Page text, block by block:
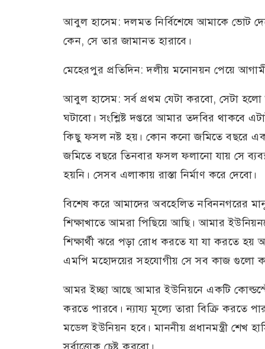
আবুল হাসেম: দলমত নির্বিশেষে আমাকে ভোট
কেন, সে তার জামানত হারাবে।
মেহেরপুর প্রতিদিন: দলীয় মনোনয়ন পেয়ে
আবুল হাসেম: সর্ব প্রথম যেটা করবো, সেটা
ঘটাবো। সংশ্লিষ্ট দপ্তরে আমার তদবির থাকবে
কিছু ফসল নষ্ট হয়। কোন কনো জমিতে বছরে
জমিতে বছরে তিনবার ফসল ফলানো যায় সে
হয়নি। সেসব এলাকায় রাস্তা নির্মাণ করে দেবো।
বিশেষ করে আমাদের অবহেলিত নবিননগরের
শিক্ষাখাতে আমরা পিছিয়ে আছি। আমার
শিক্ষার্থী ঝরে পড়া রোধ করতে যা যা করতে হয়
এমপি মহোদয়ের সহযোগীয় সে সব কাজ গুলো
আমর ইচ্ছা আছে আমার ইউনিয়নে একটি
করতে পারবে। ন্যায্য মূল্যে তারা বিক্রি করতে
মডেল ইউনিয়ন হবে। মাননীয় প্রধানমন্ত্রী শেখ